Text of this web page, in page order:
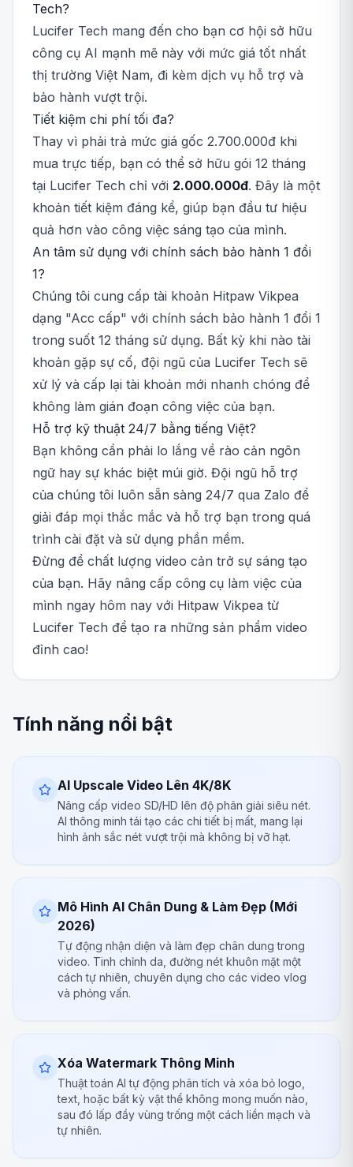
Tech?
Lucifer Tech mang đến cho bạn cơ hội sở hữu
công cụ AI mạnh mẽ này với mức giá tốt nhất
thị trường Việt Nam, đi kèm dịch vụ hỗ trợ và
bảo hành vượt trội.
Tiết kiệm chi phí tối đa?
Thay vì phải trả mức giá gốc 2.700.000đ khi
mua trực tiếp, bạn có thể sở hữu gói 12 tháng
tại Lucifer Tech chỉ với 2.000.000đ. Đây là một
khoản tiết kiệm đáng kể, giúp bạn đầu tư hiệu
quả hơn vào công việc sáng tạo của mình.
An tâm sử dụng với chính sách bảo hành 1 đổi
1?
Chúng tôi cung cấp tài khoản Hitpaw Vikpea
dạng "Acc cấp" với chính sách bảo hành 1 đổi 1
trong suốt 12 tháng sử dụng. Bất kỳ khi nào tài
khoản gặp sự cố, đội ngũ của Lucifer Tech sẽ
xử lý và cấp lại tài khoản mới nhanh chóng để
không làm gián đoạn công việc của bạn.
Hỗ trợ kỹ thuật 24/7 bằng tiếng Việt?
Bạn không cần phải lo lắng về rào cản ngôn
ngữ hay sự khác biệt múi giờ. Đội ngũ hỗ trợ
của chúng tôi luôn sẵn sàng 24/7 qua Zalo để
giải đáp mọi thắc mắc và hỗ trợ bạn trong quá
trình cài đặt và sử dụng phần mềm.
Đừng để chất lượng video cản trở sự sáng tạo
của bạn. Hãy nâng cấp công cụ làm việc của
mình ngay hôm nay với Hitpaw Vikpea từ
Lucifer Tech để tạo ra những sản phẩm video
đỉnh cao!
Tính năng nổi bật
AI Upscale Video Lên 4K/8K
Nâng cấp video SD/HD lên độ phân giải siêu nét.
AI thông minh tái tạo các chi tiết bị mất, mang lại
hình ảnh sắc nét vượt trội mà không bị vỡ hạt.
Mô Hình AI Chân Dung & Làm Đẹp (Mới
2026)
Tự động nhận diện và làm đẹp chân dung trong
video. Tinh chỉnh da, đường nét khuôn mặt một
cách tự nhiên, chuyên dụng cho các video vlog
và phỏng vấn.
Xóa Watermark Thông Minh
Thuật toán AI tự động phân tích và xóa bỏ logo,
text, hoặc bất kỳ vật thể không mong muốn nào,
sau đó lấp đầy vùng trống một cách liền mạch và
tự nhiên.